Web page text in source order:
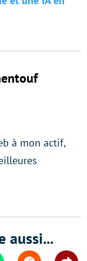
à mon actif,
aussi...